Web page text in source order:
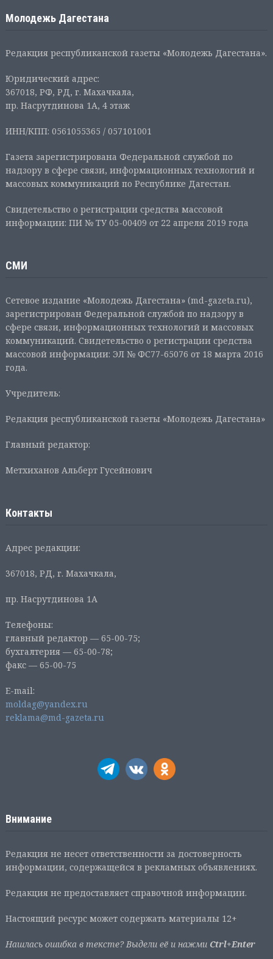
Молодежь Дагестана
Редакция республиканской газеты «Молодежь Дагестана».
Юридический адрес:
367018, РФ, РД, г. Махачкала,
пр. Насрутдинова 1А, 4 этаж
ИНН/КПП: 0561055365 / 057101001
Газета зарегистрирована Федеральной службой по
надзору в сфере связи, информационных технологий и
массовых коммуникаций по Республике Дагестан.
Свидетельство о регистрации средства массовой
информации: ПИ № ТУ 05-00409 от 22 апреля 2019 года
СМИ
Сетевое издание «Молодежь Дагестана» (md-gazeta.ru),
зарегистрирован Федеральной службой по надзору в
сфере связи, информационных технологий и массовых
коммуникаций. Свидетельство о регистрации средства
массовой информации: ЭЛ № ФС77-65076 от 18 марта 2016
года.
Учредитель:
Редакция республиканской газеты «Молодежь Дагестана»
Главный редактор:
Метхиханов Альберт Гусейнович
Контакты
Адрес редакции:
367018, РД, г. Махачкала,
пр. Насрутдинова 1А
Телефоны:
главный редактор — 65-00-75;
бухгалтерия — 65-00-78;
факс — 65-00-75
E-mail:
moldag@yandex.ru
reklama@md-gazeta.ru
Внимание
Редакция не несет ответственности за достоверность
информации, содержащейся в рекламных объявлениях.
Редакция не предоставляет справочной информации.
Настоящий ресурс может содержать материалы 12+
Нашлась ошибка в тексте? Выдели её и нажми Ctrl+Enter